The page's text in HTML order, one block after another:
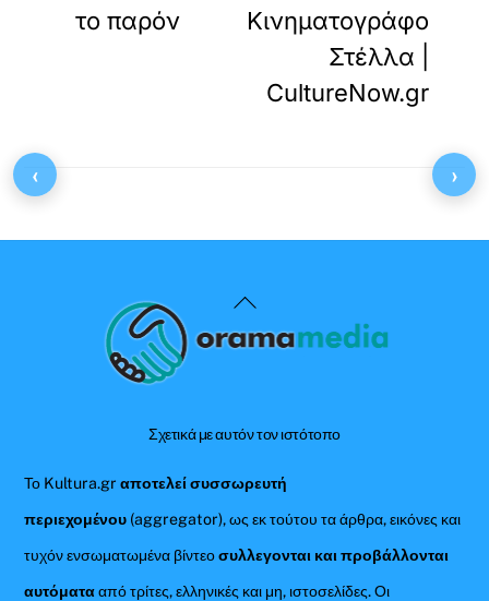
το παρόν
Κινηματογράφο
Στέλλα |
CultureNow.gr
Back
To
Σχετικά με αυτόν τον ιστότοπο
Το Kultura.grαποτελεί συσσωρευτή
περιεχομένου (aggregator), ως εκ τούτου τα άρθρα, εικόνες και
τυχόν ενσωματωμένα βίντεοσυλλεγονται και προβάλλονται
αυτόματααπό τρίτες, ελληνικές και μη, ιστοσελίδες. Οι
‹ ›